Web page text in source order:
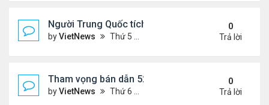
Người Trung Quốc tích cực mua bán đồ hiệu cũ
byVietNews Thứ 5 Tháng 9 29, 2022 4:43 pm
0
Trả lời
Tham vọng bán dẫn 52 tỷ USD 'khó nhằn' của Mỹ
byVietNews Thứ 6 Tháng 8 19, 2022 5:14 pm
0
Trả lời